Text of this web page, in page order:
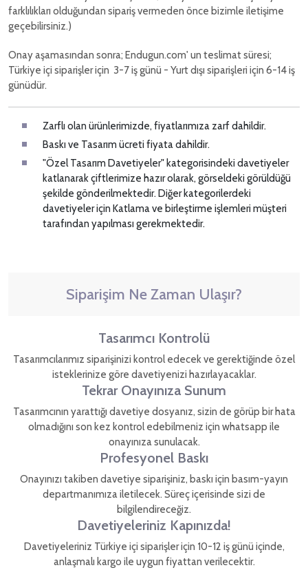
farklılıkları olduğundan sipariş vermeden önce bizimle iletişime
geçebilirsiniz.)
Onay aşamasından sonra; Endugun.com' un teslimat süresi;
Türkiye içi siparişler için 3-7 iş günü - Yurt dışı siparişleri için 6-14 iş
günüdür.
Zarflı olan ürünlerimizde, fiyatlarımıza zarf dahildir.
Baskı ve Tasarım ücreti fiyata dahildir.
"Özel Tasarım Davetiyeler" kategorisindeki davetiyeler
katlanarak çiftlerimize hazır olarak, görseldeki görüldüğü
şekilde gönderilmektedir. Diğer kategorilerdeki
davetiyeler için Katlama ve birleştirme işlemleri müşteri
tarafından yapılması gerekmektedir.
Siparişim Ne Zaman Ulaşır?
Tasarımcı Kontrolü
Tasarımcılarımız siparişinizi kontrol edecek ve gerektiğinde özel
isteklerinize göre davetiyenizi hazırlayacaklar.
Tekrar Onayınıza Sunum
Tasarımcının yarattığı davetiye dosyanız, sizin de görüp bir hata
olmadığını son kez kontrol edebilmeniz için whatsapp ile
onayınıza sunulacak.
Profesyonel Baskı
Onayınızı takiben davetiye siparişiniz, baskı için basım-yayın
departmanımıza iletilecek. Süreç içerisinde sizi de
bilgilendireceğiz.
Davetiyeleriniz Kapınızda!
Davetiyeleriniz Türkiye içi siparişler için 10-12 iş günü içinde,
anlaşmalı kargo ile uygun fiyattan verilecektir.